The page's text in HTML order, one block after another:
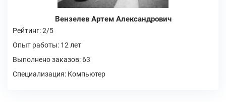
Вензелев Артем Александрович
Рейтинг: 2/5
Опыт работы: 12 лет
Выполнено заказов: 63
Специализация: Компьютер